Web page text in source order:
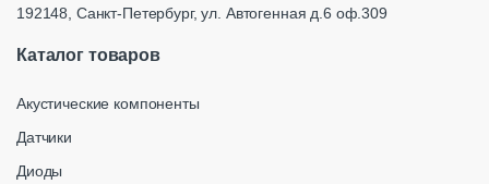
192148, Санкт-Петербург, ул. Автогенная д.6 оф.309
Каталог товаров
Акустические компоненты
Датчики
Диоды